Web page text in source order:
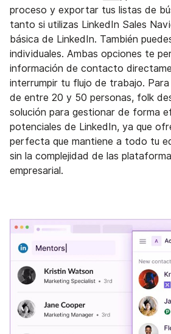
proceso y exportar tus listas de
tanto si utilizas LinkedIn Sales
básica de LinkedIn. También
individuales. Ambas opciones te
información de contacto
interrumpir tu flujo de trabajo.
de entre 20 y 50 personas, folk
solución para gestionar de forma
potenciales de LinkedIn, ya que
perfecta que mantiene a todo tu
sin la complejidad de las
empresarial.